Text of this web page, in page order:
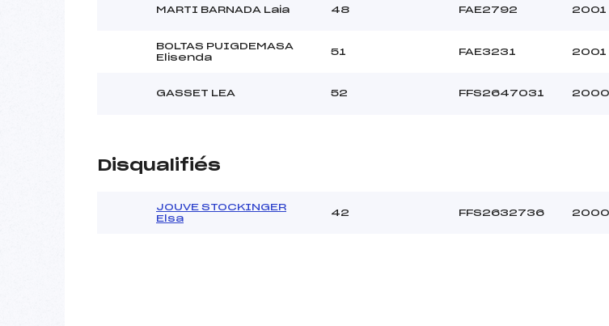
MARTI BARNADA Laia 48 FAE2792 2001
BOLTAS PUIGDEMASA
Elisenda
51 FAE3231 2001
GASSET LEA 52 FFS2647031 2000
Disqualifiés
JOUVE STOCKINGER
Elsa
42 FFS2632736 2000